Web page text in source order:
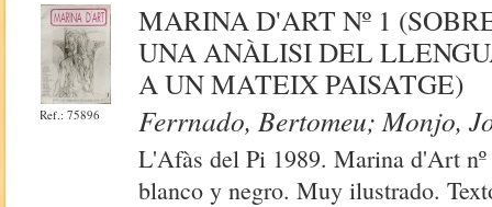
Ref.: 75896
MARINA D'ART Nº 1
UNA ANÀLISI DEL
A UN MATEIX PAISATGE)
Ferrnado, Bertomeu; Monjo,
L'Afàs del Pi 1989. Marina d'Art
blanco y negro. Muy ilustrado.